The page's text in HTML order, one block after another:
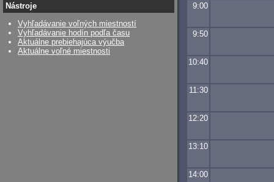
9:00
9:50
10:40
11:30
12:20
13:10
14:00
Nástroje
Vyhľadávanie voľných miestností
Vyhľadávanie hodín podľa času
Aktuálne prebiehajúca výučba
Aktuálne voľné miestnosti